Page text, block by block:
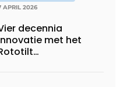
APRIL 2026
decennia
met het